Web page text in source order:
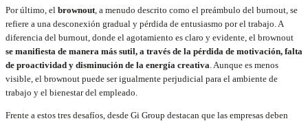
Por último, el brownout, a menudo descrito como el preámbulo del burnout, se
refiere a una desconexión gradual y pérdida de entusiasmo por el trabajo. A
diferencia del burnout, donde el agotamiento es claro y evidente, el brownout
se manifiesta de manera más sutil, a través de la pérdida de motivación, falta
de proactividad y disminución de la energía creativa. Aunque es menos
visible, el brownout puede ser igualmente perjudicial para el ambiente de
trabajo y el bienestar del empleado.
Frente a estos tres desafíos, desde Gi Group destacan que las empresas deben